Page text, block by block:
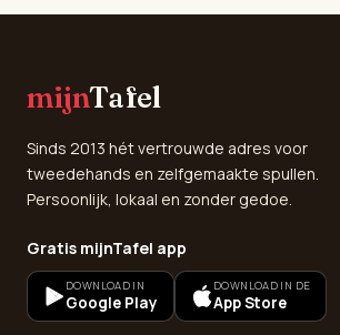
mijnTafel
Sinds 2013 hét vertrouwde adres voor
tweedehands en zelfgemaakte spullen.
Persoonlijk, lokaal en zonder gedoe.
Gratis mijnTafel app
DOWNLOAD IN
Google Play
DOWNLOAD IN DE
App Store